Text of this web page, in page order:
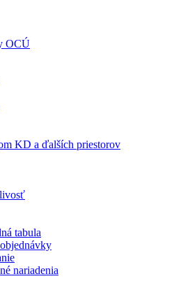
OCÚ
KD a ďalších priestorov
tabula
nariadenia